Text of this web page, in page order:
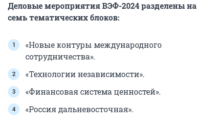
Деловые мероприятия ВЭФ-2024 разделены на
семь тематических блоков:
«Новые контуры международного
сотрудничества».
«Технологии независимости».
«Финансовая система ценностей».
«Россия дальневосточная».